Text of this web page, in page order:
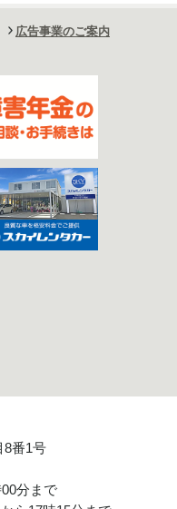
広告事業のご案内
8番1号
分まで